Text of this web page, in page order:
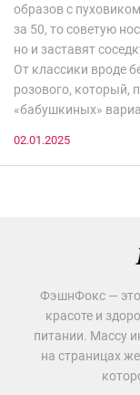
образов с
за 50, то советую
но и заставят
От классики вроде
розового, который,
«бабушкиных»
02.01.2025
ФэшнФокс — это
красоте и
питании. Массу
на страницах